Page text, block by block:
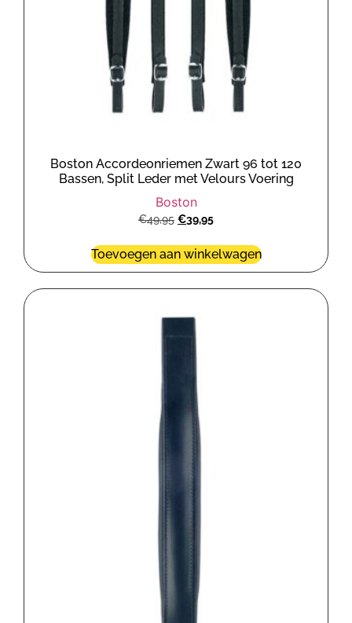
Boston Accordeonriemen Zwart 96 tot 120
Bassen, Split Leder met Velours Voering
Boston
€49,95 €39,95
Toevoegen aan winkelwagen